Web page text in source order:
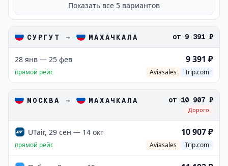
Показать все 5 вариантов
СУРГУТ → МАХАЧКАЛА от 9 391 ₽
28 янв — 25 фев 9 391 ₽
прямой рейс Aviasales Trip.com
МОСКВА → МАХАЧКАЛА от 10 907 ₽
Дорого
UTair, 29 сен — 14 окт 10 907 ₽
прямой рейс Aviasales Trip.com